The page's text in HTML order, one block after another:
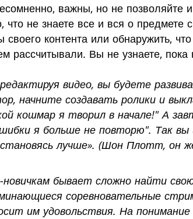
важны, но не позволяйте
что не знаете все и вся о
своего контента или обнаружить,
рассчитывали. Вы не узнаете, пока
видео, вы будете
начните создавать ролики и
кошмар я творил в начале!" А
я больше не повторю". Так вы
лучше». (Шон Плотт, он
бывает сложно найти
соревновательные
им удовольствия. На